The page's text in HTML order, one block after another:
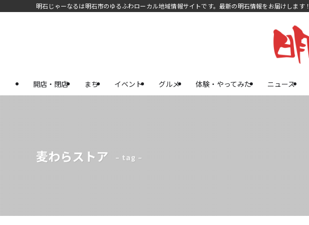
明石じゃーなるは明石市のゆるふわローカル地域情報サイトです。最新の明石情報をお届けします！
開店・閉店 まち イベント グルメ 体験・やってみた ニュース
麦わらストア – tag –